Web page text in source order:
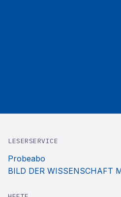
LESERSERVICE
Probeabo
BILD DER WISSENSCHAFT